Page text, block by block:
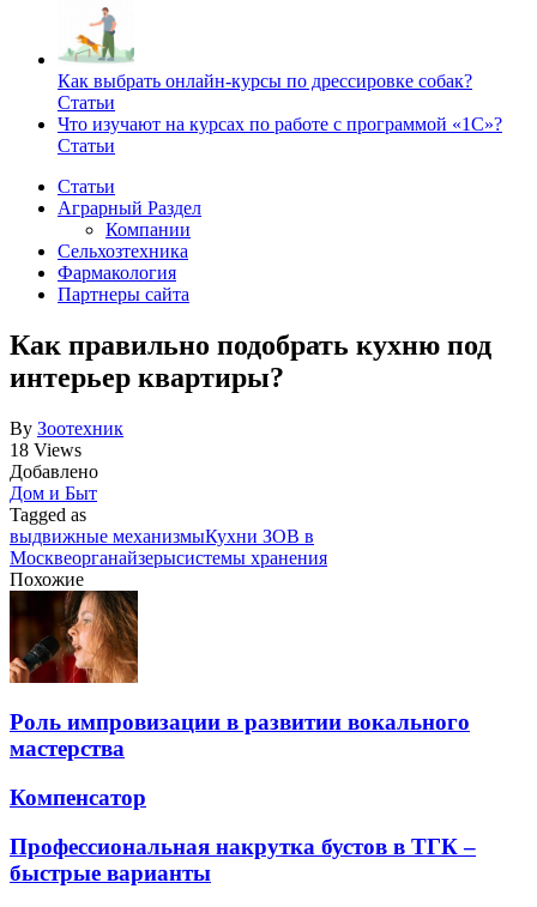
Как выбрать онлайн-курсы по дрессировке собак?
Статьи
Что изучают на курсах по работе с программой «1С»?
Статьи
Статьи
Аграрный Раздел
Компании
Сельхозтехника
Фармакология
Партнеры сайта
Как правильно подобрать кухню под
интерьер квартиры?
By Зоотехник
18 Views
Добавлено
Дом и Быт
Tagged as
выдвижные механизмыКухни ЗОВ в
Москвеорганайзерысистемы хранения
Похожие
Роль импровизации в развитии вокального
мастерства
Компенсатор
Профессиональная накрутка бустов в ТГК –
быстрые варианты